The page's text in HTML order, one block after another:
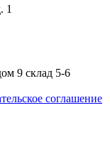
1
9 склад 5-6
соглашение